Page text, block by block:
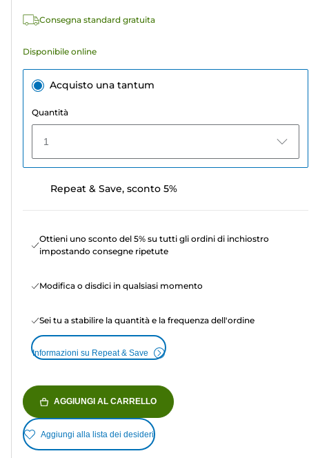
Consegna standard gratuita
Disponibile online
Acquisto una tantum
Quantità
1
Repeat & Save, sconto 5%
Ottieni uno sconto del 5% su tutti gli ordini di inchiostro
impostando consegne ripetute
Modifica o disdici in qualsiasi momento
Sei tu a stabilire la quantità e la frequenza dell'ordine
Informazioni su Repeat & Save
AGGIUNGI AL CARRELLO
Aggiungi alla lista dei desideri